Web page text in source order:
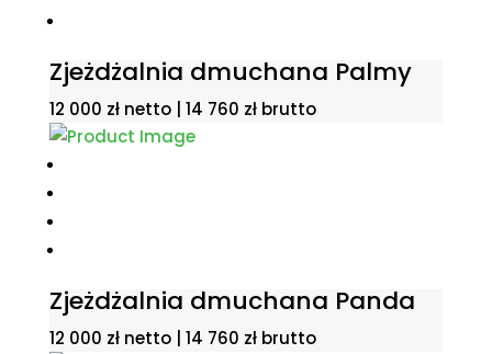
Zjeżdżalnia dmuchana Palmy
12 000 zł netto | 14 760 złbrutto
Zjeżdżalnia dmuchana Panda
12 000 zł netto | 14 760 złbrutto